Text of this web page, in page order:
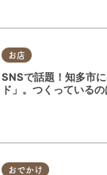
お店
SNSで話題！知多市
ド」。つくっている
おでかけ